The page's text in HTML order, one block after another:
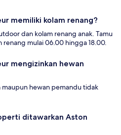
memiliki kolam renang?
dan kolam renang anak. Tamu
renang mulai 06.00 hingga 18.00.
mengizinkan hewan
maupun hewan pemandu tidak
ditawarkan Aston